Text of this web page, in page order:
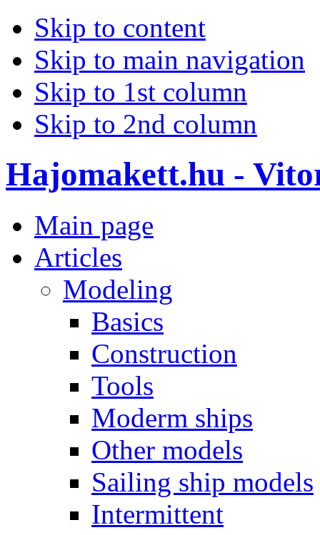
Skip to content
Skip to main navigation
Skip to 1st column
Skip to 2nd column
Hajomakett.hu -
Main page
Articles
Modeling
Basics
Construction
Tools
Moderm ships
Other models
Sailing ship models
Intermittent